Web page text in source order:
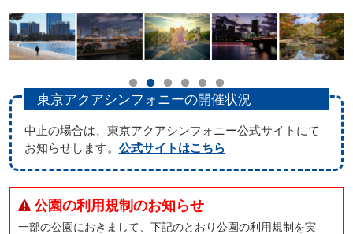
東京アクアシンフォニーの開催状況
中止の場合は、東京アクアシンフォニー公式サイトにて
お知らせします。 公式サイトはこちら
公園の利用規制のお知らせ
一部の公園におきまして、下記のとおり公園の利用規制を実